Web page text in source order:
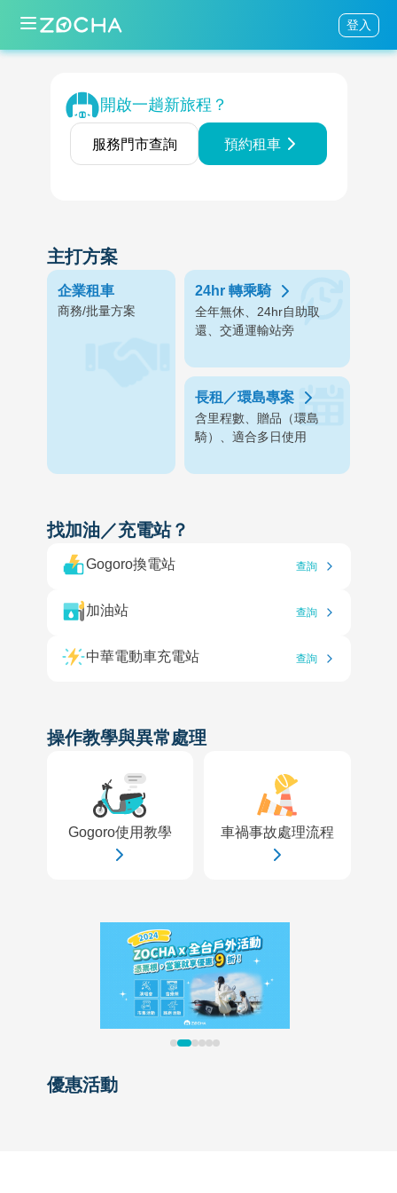
登入
開啟一趟新旅程？
服務門市查詢 預約租車
主打方案
企業租車
商務/批量方案
24hr 轉乘騎
全年無休、24hr自助取
還、交通運輸站旁
長租／環島專案
含里程數、贈品（環島
騎）、適合多日使用
找加油／充電站？
Gogoro換電站 查詢
加油站 查詢
中華電動車充電站 查詢
操作教學與異常處理
Gogoro使用教學 車禍事故處理流程
優惠活動